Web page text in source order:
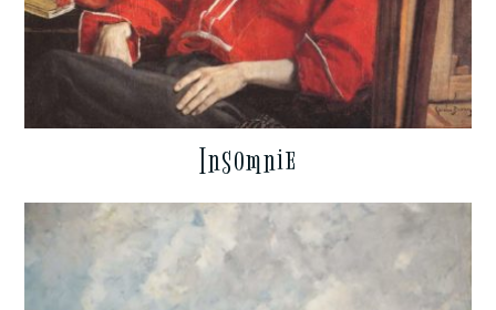
Insomnie